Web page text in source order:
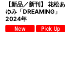
【新品／新刊】 花松あ
ゆみ「DREAMING」
2024年